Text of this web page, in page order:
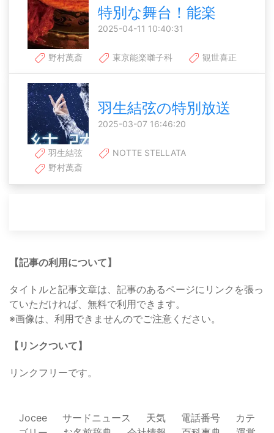
特別な舞台！能楽
2025-04-11 10:40:31
野村萬斎 東京能楽囃子科 観世喜正
羽生結弦の特別放送
2025-03-07 16:46:20
羽生結弦
NOTTE STELLATA
野村萬斎
【記事の利用について】
タイトルと記事文章は、記事のあるページにリンクを張っ
ていただければ、無料で利用できます。
※画像は、利用できませんのでご注意ください。
【リンクついて】
リンクフリーです。
Jocee サードニュース 天気 電話番号
カテ